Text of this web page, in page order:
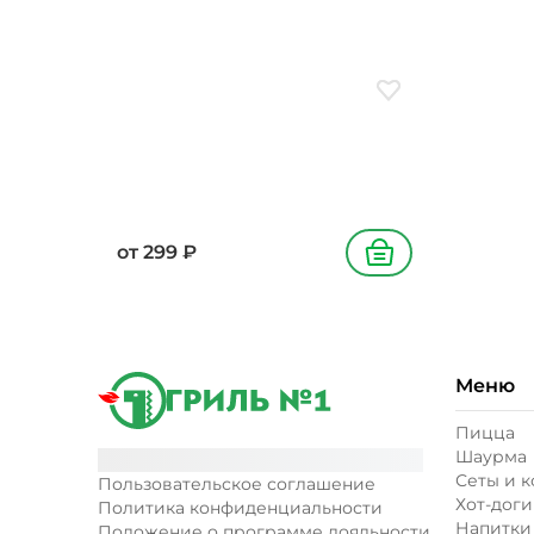
Добавить в
от 299 ₽ В корзину
Пользовательское соглашение
Политика конфиденциальности
Меню
Пицца
Шаурма
Сеты и
Хот-доги
Напитки